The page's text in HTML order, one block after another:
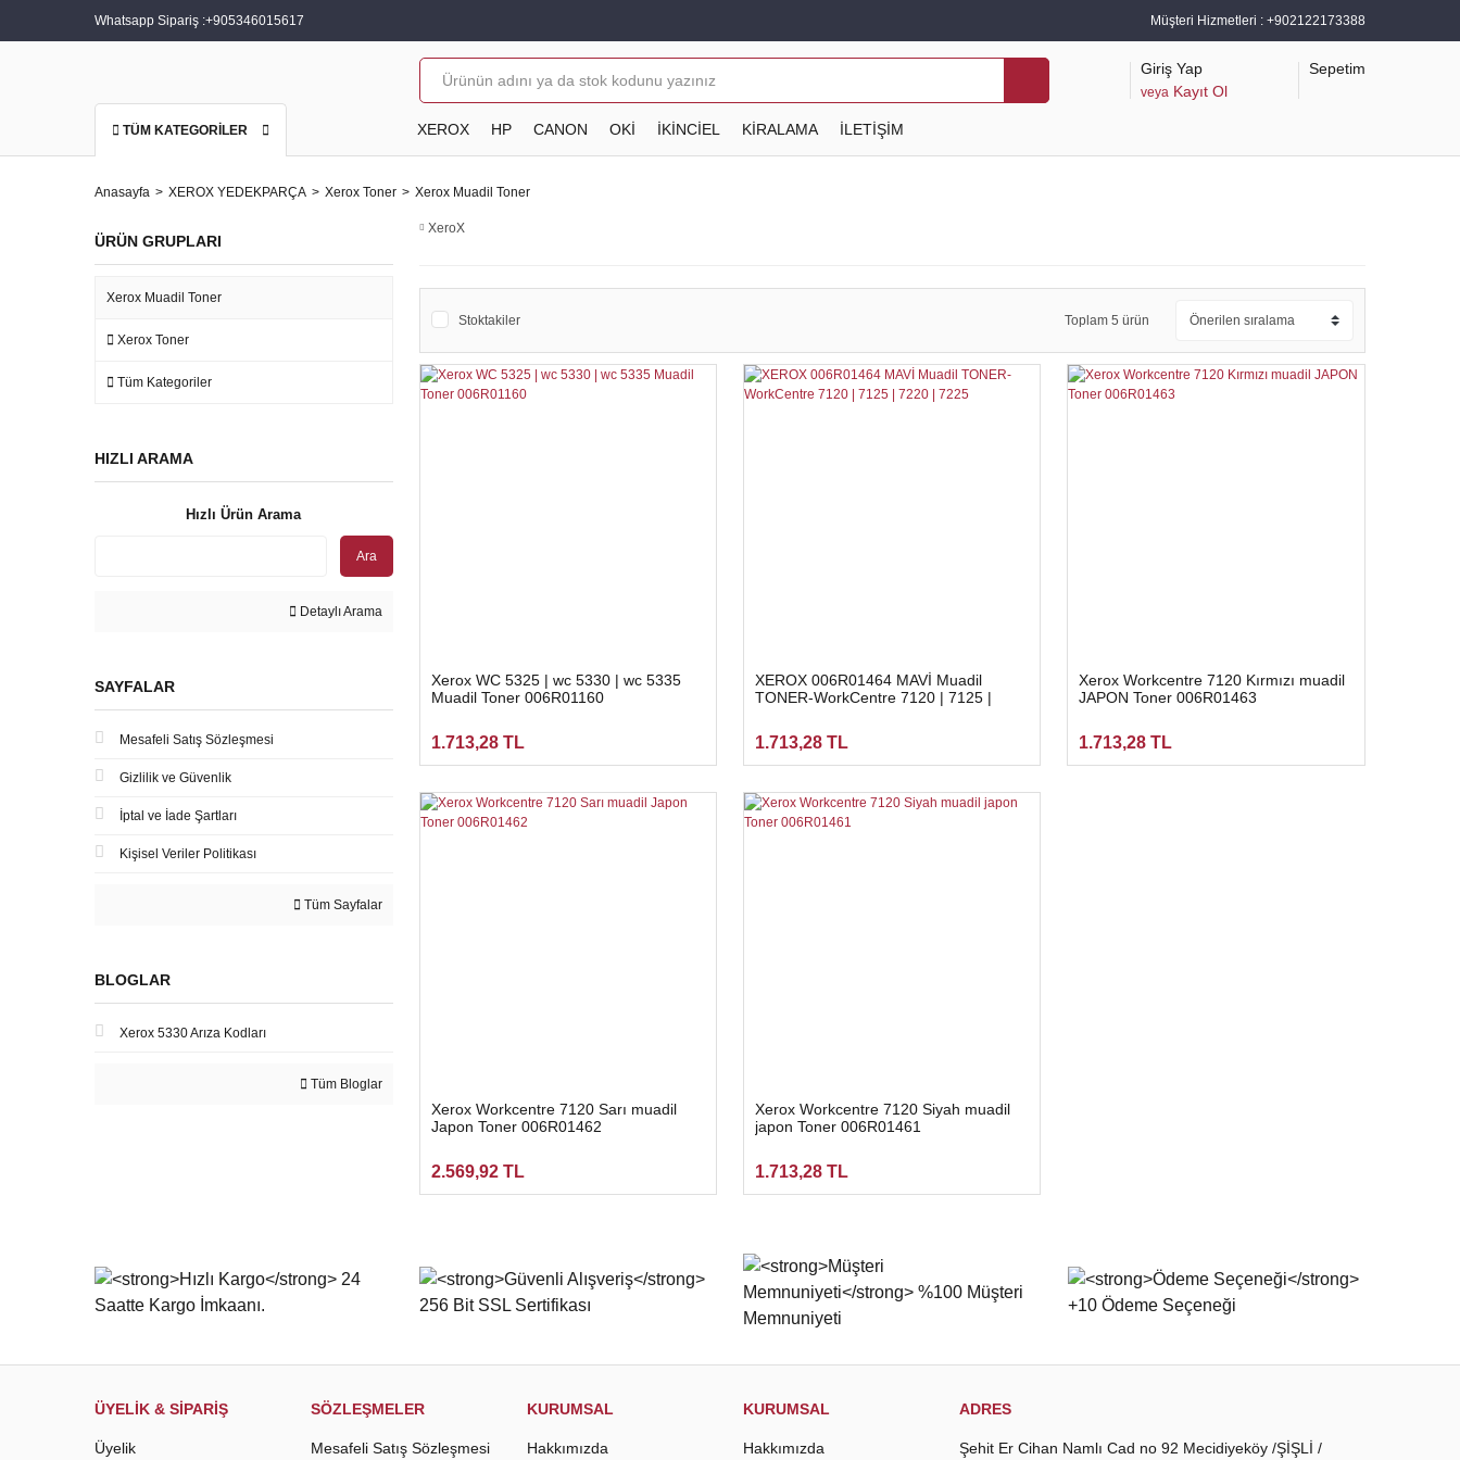
Whatsapp Sipariş :+905346015617 Müşteri Hizmetleri : +902122173388
Giriş Yap
veya Kayıt Ol
Sepetim
TÜM KATEGORİLER XEROX HP CANON OKİ İKİNCİEL KİRALAMA İLETİŞİM
Anasayfa XEROX YEDEKPARÇA Xerox Toner Xerox Muadil Toner
ÜRÜN GRUPLARI
Xerox Muadil Toner
Xerox Toner
Tüm Kategoriler
HIZLI ARAMA
Hızlı Ürün Arama
Ara
Detaylı Arama
SAYFALAR
Mesafeli Satış Sözleşmesi
Gizlilik ve Güvenlik
İptal ve İade Şartları
Kişisel Veriler Politikası
Tüm Sayfalar
BLOGLAR
Xerox 5330 Arıza Kodları
Tüm Bloglar
XeroX
Stoktakiler Toplam 5 ürün
Xerox WC 5325 | wc 5330 | wc 5335
Muadil Toner 006R01160
1.713,28 TL
XEROX 006R01464 MAVİ Muadil
TONER-WorkCentre 7120 | 7125 |
1.713,28 TL
Xerox Workcentre 7120 Kırmızı muadil
JAPON Toner 006R01463
1.713,28 TL
Xerox Workcentre 7120 Sarı muadil
Japon Toner 006R01462
2.569,92 TL
Xerox Workcentre 7120 Siyah muadil
japon Toner 006R01461
1.713,28 TL
ÜYELİK & SİPARİŞ
Üyelik
SÖZLEŞMELER
Mesafeli Satış Sözleşmesi
KURUMSAL
Hakkımızda
KURUMSAL
Hakkımızda
ADRES
Şehit Er Cihan Namlı Cad no 92 Mecidiyeköy /ŞİŞLİ /